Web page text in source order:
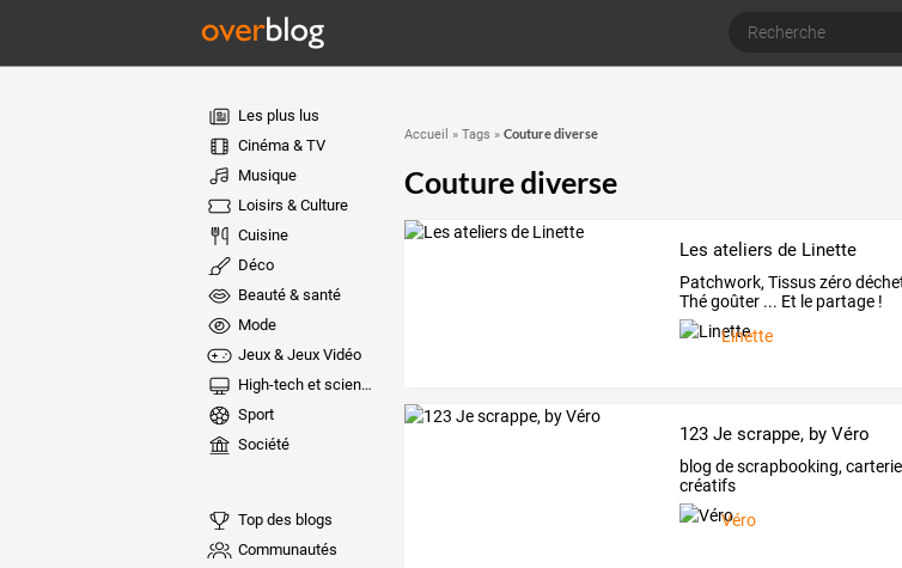
Les plus lus
Cinéma & TV
Musique
Loisirs & Culture
Cuisine
Déco
Beauté & santé
Mode
Jeux & Jeux Vidéo
High-tech et sciences
Sport
Société
Top des blogs
Communautés
Accueil » Tags » Couture diverse
Couture diverse
Les ateliers de Linette
Patchwork, Tissus zéro
Thé goûter ... Et le partage !
Linette
123 Je scrappe, by Véro
blog de scrapbooking,
créatifs
Véro